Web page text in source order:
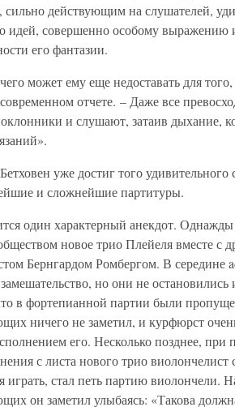
сильно действующим на слушателей,
идей, совершенно особому выражению
его фантазии.
может ему еще недоставать для
отчете. – Даже все
и слушают, затаив дыхание,
уже достиг того
и сложнейшие партитуры.
один характерный анекдот.
новое трио Плейеля вместе с
Бернгардом Ромбергом. В
но они не
в фортепианной партии были
ничего не заметил, и курфюрст
его. Несколько позднее, при
с листа нового трио виолончелист
играть, стал петь партию виолончели.
он заметил улыбаясь: «Такова